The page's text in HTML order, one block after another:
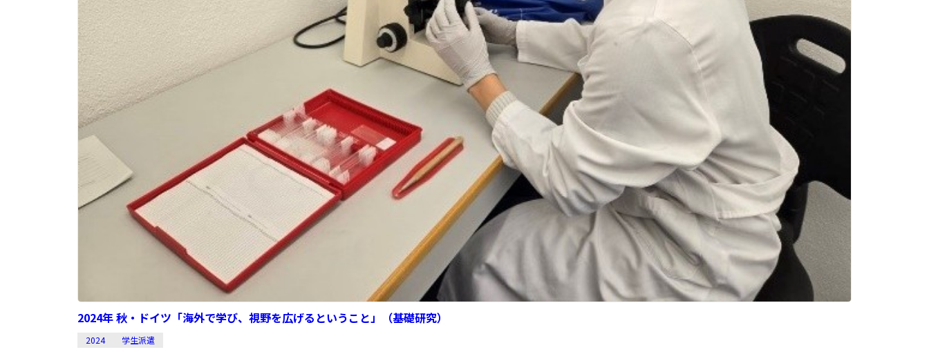
2024年 秋・ドイツ「海外で学び、視野を広げるということ」（基礎研究）
2024 学生派遣